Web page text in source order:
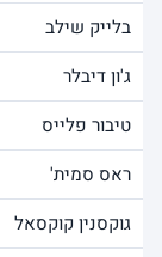
בלייק שילב
ג'ון דיבלר
טיבור פלייס
ראס סמית'
גוקסנין קוקסאל